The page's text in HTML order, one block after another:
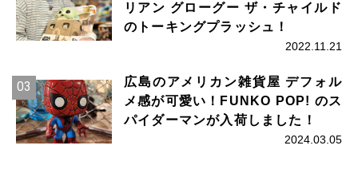
リアン グローグー ザ・チャイルド
のトーキングプラッシュ！
2022.11.21
広島のアメリカン雑貨屋 デフォル
メ感が可愛い！FUNKO POP! のス
パイダーマンが入荷しました！
2024.03.05